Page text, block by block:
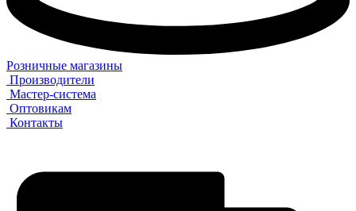
Розничные магазины
Производители
Мастер-система
Оптовикам
Контакты